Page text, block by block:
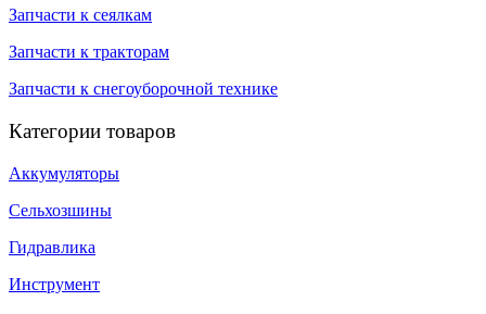
Запчасти к сеялкам
Запчасти к тракторам
Запчасти к снегоуборочной технике
Категории товаров
Аккумуляторы
Сельхозшины
Гидравлика
Инструмент